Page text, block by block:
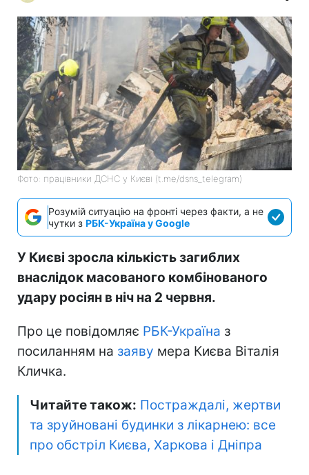
Фото: працівники ДСНС у Києві (t.me/dsns_telegram)
Розумій ситуацію на фронті через факти, а не
чутки з РБК-Україна у Google
У Києві зросла кількість загиблих
внаслідок масованого комбінованого
удару росіян в ніч на 2 червня.
Про це повідомляє РБК-Україна з
посиланням на заяву мера Києва Віталія
Кличка.
Читайте також: Постраждалі, жертви
та зруйновані будинки з лікарнею: все
про обстріл Києва, Харкова і Дніпра